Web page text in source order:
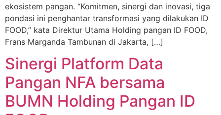
ekosistem pangan. “Komitmen, sinergi dan inovasi, tiga
pondasi ini penghantar transformasi yang dilakukan ID
FOOD,” kata Direktur Utama Holding pangan ID FOOD,
Frans Marganda Tambunan di Jakarta, […]
Sinergi Platform Data
Pangan NFA bersama
BUMN Holding Pangan ID